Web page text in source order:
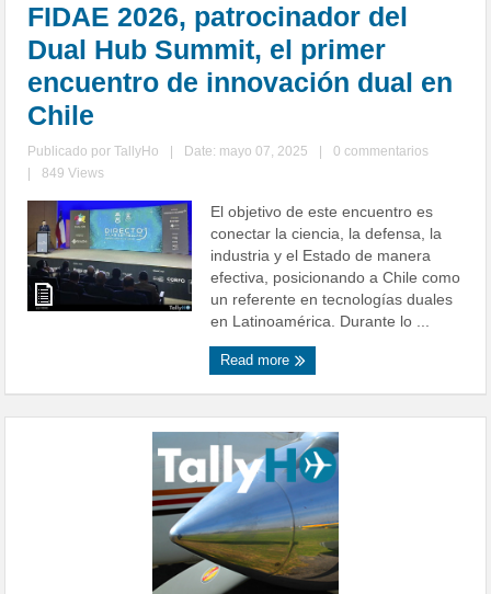
FIDAE 2026, patrocinador del
Dual Hub Summit, el primer
encuentro de innovación dual en
Chile
Publicado porTallyHo Date: mayo 07, 2025
0 commentarios
849 Views
El objetivo de este encuentro es
conectar la ciencia, la defensa, la
industria y el Estado de manera
efectiva, posicionando a Chile como
un referente en tecnologías duales
en Latinoamérica. Durante lo ...
Read more